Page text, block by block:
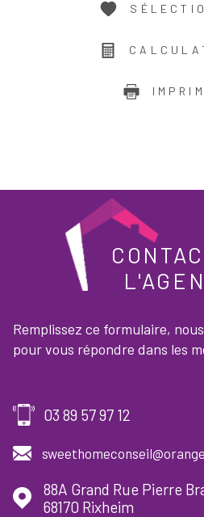
Remplissez ce formulaire,
pour vous répondre dans les
03 89 57 97 12
88A Grand Rue Pierre
68170
Rixheim